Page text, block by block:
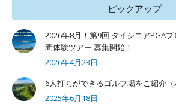
ピックアップ
2026年8月！第9回 タイシニアPGA
間体験ツアー 募集開始！
2026年4月23日
6人打ちができるゴルフ場をご紹介（
2025年6月18日